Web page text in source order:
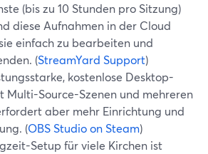
(bis zu 10 Stunden pro Sitzung)
diese Aufnahmen in der Cloud
einfach zu bearbeiten und
(StreamYard Support)
kostenlose Desktop-
Multi-Source-Szenen und mehreren
aber mehr Einrichtung und
(OBS Studio on Steam)
Setup für viele Kirchen ist